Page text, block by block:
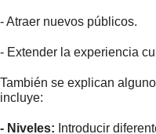
- Atraer nuevos públicos.
- Extender la experiencia
También se explican
incluye:
- Niveles: Introducir